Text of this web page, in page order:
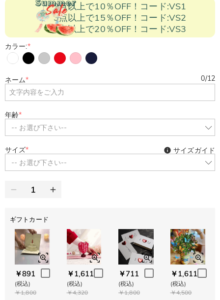
2点以上で10％OFF！コード:VS1
3点以上で15％OFF！コード:VS2
5点以上で20％OFF！コード:VS3
カラー:*
ネーム* 0/12
年齢*
-- お選び下さい--
サイズ*
-- お選び下さい--
サイズガイド
ギフトカード
￥891
(税込)
￥1,800
￥1,611
(税込)
￥4,320
￥711
(税込)
￥1,800
￥1,611
(税込)
￥4,500